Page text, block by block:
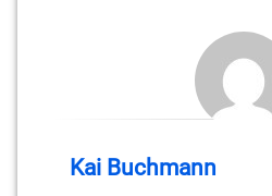
Kai Buchmann